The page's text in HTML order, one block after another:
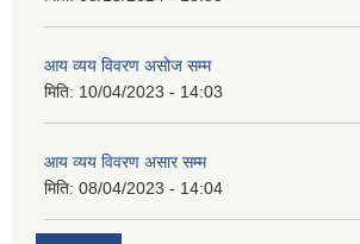
आय व्यय विवरण असोज सम्म
मिति: 10/04/2023 - 14:03
आय व्यय विवरण असार सम्म
मिति: 08/04/2023 - 14:04